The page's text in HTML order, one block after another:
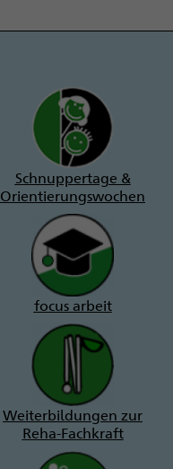
Schnuppertage &
Orientierungswochen
focus arbeit
Weiterbildungen zur
Reha-Fachkraft